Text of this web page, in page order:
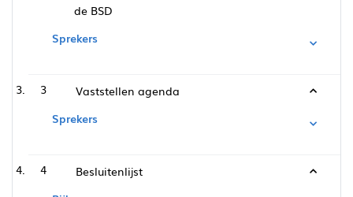
de BSD
Sprekers
3
Vaststellen agenda
Sprekers
4
Besluitenlijst